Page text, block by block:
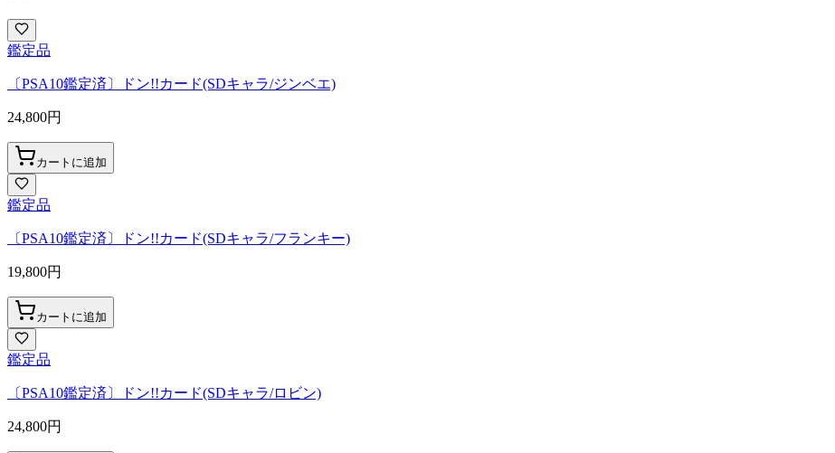
鑑定品
〔PSA10鑑定済〕ドン!!カード(SDキャラ/ジンベエ)
24,800円
カートに追加
鑑定品
〔PSA10鑑定済〕ドン!!カード(SDキャラ/フランキー)
19,800円
カートに追加
鑑定品
〔PSA10鑑定済〕ドン!!カード(SDキャラ/ロビン)
24,800円